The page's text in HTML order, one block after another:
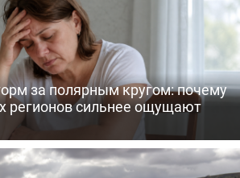
за полярным кругом: почему
регионов сильнее ощущают